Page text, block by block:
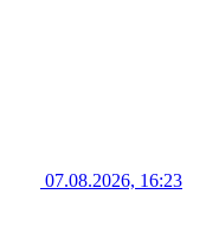
07.08.2026, 16:23